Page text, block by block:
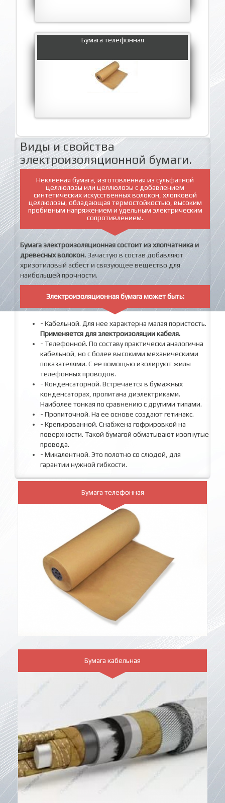
Бумага телефонная
Виды и свойства
электроизоляционной бумаги.
Неклееная бумага, изготовленная из сульфатной
целлюлозы или целлюлозы с добавлением
синтетических искусственных волокон, хлопковой
целлюлозы, обладающая термостойкостью, высоким
пробивным напряжением и удельным электрическим
сопротивлением.
Бумага электроизоляционная состоит из хлопчатника и
древесных волокон. Зачастую в состав добавляют
хризотиловый асбест и связующее вещество для
наибольшей прочности.
Электроизоляционная бумага может быть:
- Кабельной. Для нее характерна малая пористость.
Применяется для электроизоляции кабеля.
- Телефонной. По составу практически аналогична
кабельной, но с более высокими механическими
показателями. С ее помощью изолируют жилы
телефонных проводов.
- Конденсаторной. Встречается в бумажных
конденсаторах, пропитана диэлектриками.
Наиболее тонкая по сравнению с другими типами.
- Пропиточной. На ее основе создают гетинакс.
- Крепированной. Снабжена гофрировкой на
поверхности. Такой бумагой обматывают изогнутые
провода.
- Микалентной. Это полотно со слюдой, для
гарантии нужной гибкости.
Бумага телефонная
Бумага кабельная